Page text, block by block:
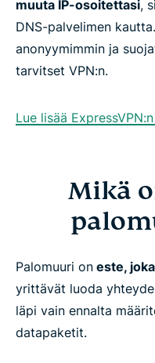
muuta IP-osoitettasi,
DNS-palvelimen
anonyymimmin ja
tarvitset VPN:n.
Lue lisää
Mikä
Palomuuri on este,
yrittävät luoda
läpi vain ennalta
datapaketit.